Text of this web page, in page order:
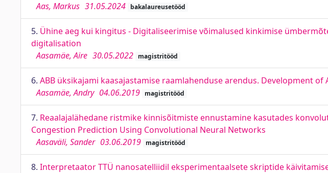
Aas, Markus 31.05.2024 bakalaureusetööd
5. Ühine aeg kui kingitus - Digitaliseerimise võimalused kinkimise
digitalisation
Aasamäe, Aire 30.05.2022 magistritööd
6. ABB üksikajami kaasajastamise raamlahenduse arendus. Development
Aasamäe, Andry 04.06.2019 magistritööd
7. Reaalajalähedane ristmike kinnisõitmiste ennustamine kasutades
Congestion Prediction Using Convolutional Neural Networks
Aasaväli, Sander 03.06.2019 magistritööd
8. Interpretaator TTÜ nanosatelliidil eksperimentaalsete skriptide